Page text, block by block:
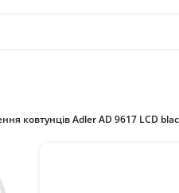
ковтунців Adler AD 9617 LCD